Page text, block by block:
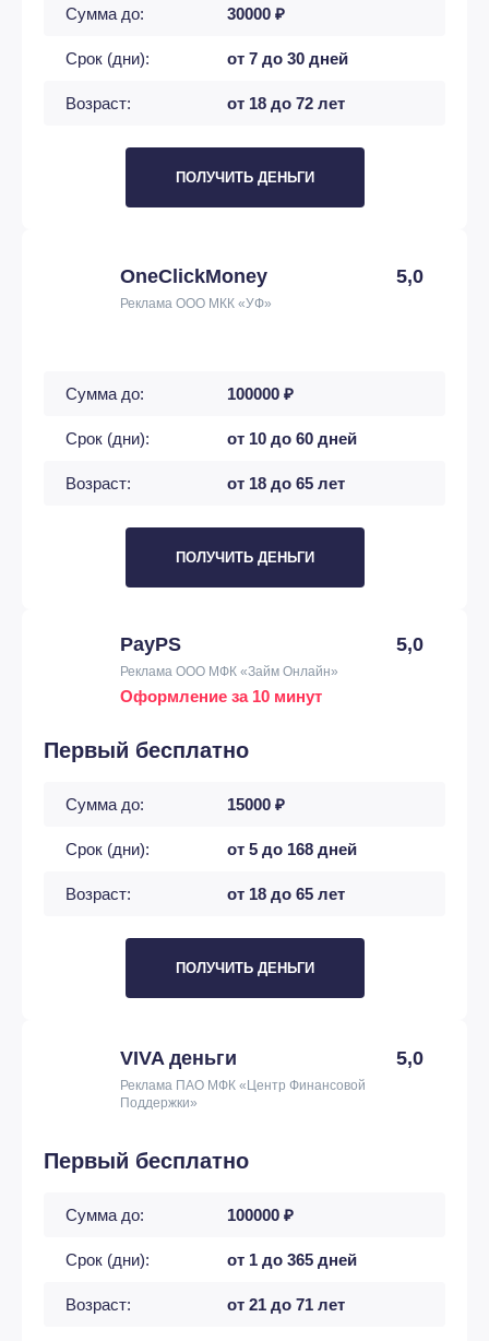
Сумма до: 30000 ₽
Срок (дни): от 7 до 30 дней
Возраст: от 18 до 72 лет
ПОЛУЧИТЬ ДЕНЬГИ
OneClickMoney 5,0
Реклама ООО МКК «УФ»
Сумма до: 100000 ₽
Срок (дни): от 10 до 60 дней
Возраст: от 18 до 65 лет
ПОЛУЧИТЬ ДЕНЬГИ
PayPS 5,0
Реклама ООО МФК «Займ Онлайн»
Оформление за 10 минут
Первый бесплатно
Сумма до: 15000 ₽
Срок (дни): от 5 до 168 дней
Возраст: от 18 до 65 лет
ПОЛУЧИТЬ ДЕНЬГИ
VIVA деньги 5,0
Реклама ПАО МФК «Центр Финансовой
Поддержки»
Первый бесплатно
Сумма до: 100000 ₽
Срок (дни): от 1 до 365 дней
Возраст: от 21 до 71 лет